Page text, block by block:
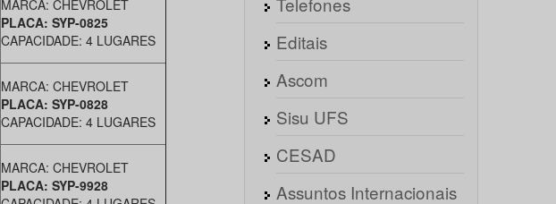
MARCA: CHEVROLET
PLACA: SYP-0825
CAPACIDADE: 4 LUGARES
MARCA: CHEVROLET
PLACA: SYP-0828
CAPACIDADE: 4 LUGARES
MARCA: CHEVROLET
PLACA: SYP-9928
Editais
Ascom
Sisu UFS
CESAD
Assuntos Internacionais